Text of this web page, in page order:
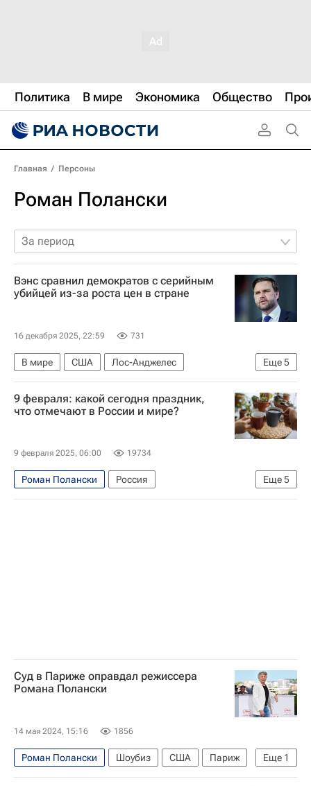
Политика В мире Экономика Общество
Главная / Персоны
Роман Полански
За период
Вэнс сравнил демократов с серийным
убийцей из-за роста цен в стране
16 декабря 2025, 22:59 731
Еще5
В мире США
Лос-Анджелес
Калифорния
Дональд Трамп
Чарльз Мэнсон
Каролин Левитт Politico
9 февраля: какой сегодня праздник,
что отмечают в России и мире?
9 февраля 2025, 06:00 19734
Еще5
Роман Полански
Россия
Василий Жуковский
Ирина Слуцкая
Суд в Париже оправдал режиссера
Романа Полански
14 мая 2024, 15:16 1856
Еще 1
Роман Полански Шоубиз США
Париж
Франция